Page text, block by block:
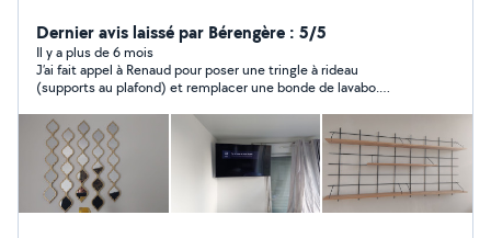
Dernier avis laissé par Bérengère : 5/5
Il y a plus de 6 mois
J’ai fait appel à Renaud pour poser une tringle à rideau
(supports au plafond) et remplacer une bonde de lavabo.
visite pour vérifier que tout était ok et me recommander le
matériel à acheter, a été soigneux et méticuleux durant son
intervention. Je ne peux que le recommander !